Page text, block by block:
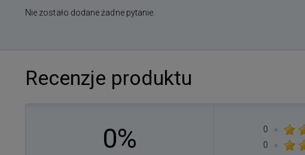
Nie zostało dodane żadne pytanie.
Recenzje produktu
0% 0
×
0
×